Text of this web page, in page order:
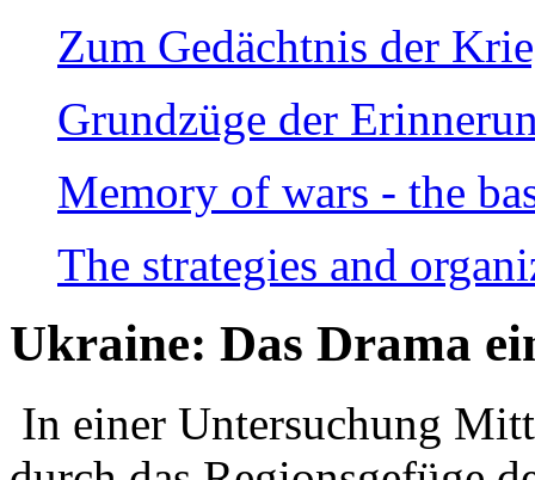
Zum Gedächtnis der
Grundzüge der
Memory of wars - the
The strategies and
Ukraine: Das Drama
In einer Untersuchung